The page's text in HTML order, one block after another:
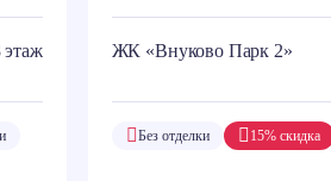
этаж ЖК «Внуково Парк 2»
15% скидка
Без отделки